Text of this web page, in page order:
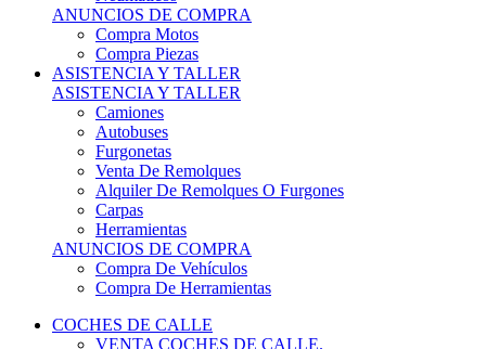
COCHES DE CALLE
VENTA COCHES DE CALLE.
COMPRA COCHES
SINIESTROS DE COCHES
EL BAÚL DE LOS RECUERDOS
FOROS DE OPINIÓN
FORO GENERAL
WRC
ERC
CERA
CERT - CERTT
CET / CER
FORO TÉCNICO
PRUEBAS DE VEHÍCULOS DE CALLE.
VIDEOS DE RALLY.
A CONTRATRAMO
TIENDA ONLINE